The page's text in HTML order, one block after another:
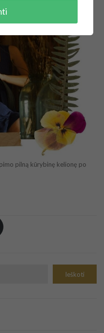
pilną kūrybinę kelionę po
Ieškoti